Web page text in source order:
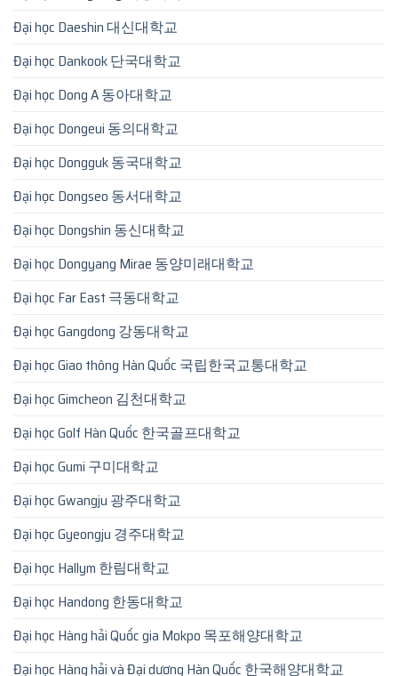
Đại học Daeshin 대신대학교
Đại học Dankook 단국대학교
Đại học Dong A 동아대학교
Đại học Dongeui 동의대학교
Đại học Dongguk 동국대학교
Đại học Dongseo 동서대학교
Đại học Dongshin 동신대학교
Đại học Dongyang Mirae 동양미래대학교
Đại học Far East 극동대학교
Đại học Gangdong 강동대학교
Đại học Giao thông Hàn Quốc 국립한국교통대학교
Đại học Gimcheon 김천대학교
Đại học Golf Hàn Quốc 한국골프대학교
Đại học Gumi 구미대학교
Đại học Gwangju 광주대학교
Đại học Gyeongju 경주대학교
Đại học Hallym 한림대학교
Đại học Handong 한동대학교
Đại học Hàng hải Quốc gia Mokpo 목포해양대학교
Đại học Hàng hải và Đại dương Hàn Quốc 한국해양대학교